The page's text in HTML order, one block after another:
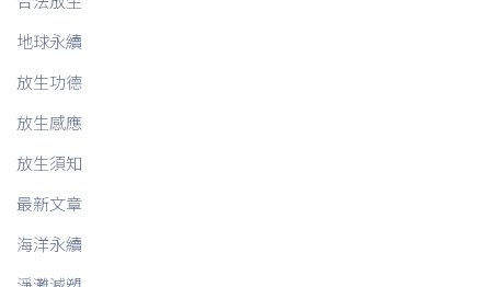
地球永續
放生功德
放生感應
放生須知
最新文章
海洋永續